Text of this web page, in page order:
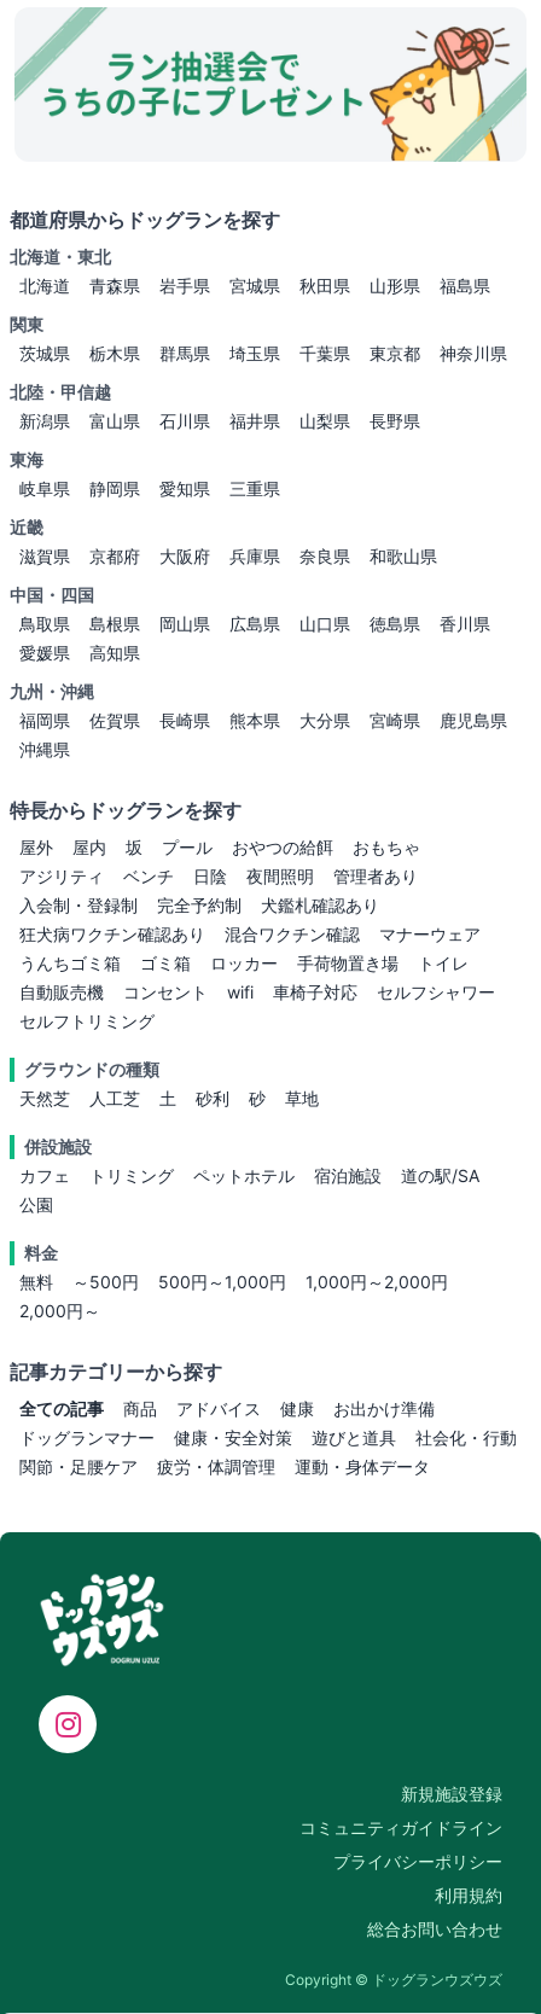
都道府県からドッグランを探す
北海道・東北
北海道
青森県 岩手県 宮城県 秋田県 山形県
福島県
関東
茨城県
栃木県 群馬県 埼玉県 千葉県 東京都
神奈川県
北陸・甲信越
新潟県
富山県 石川県 福井県 山梨県
長野県
東海
岐阜県
静岡県 愛知県
三重県
近畿
滋賀県
京都府 大阪府 兵庫県 奈良県
和歌山県
中国・四国
鳥取県
島根県 岡山県 広島県 山口県 徳島県
香川県
愛媛県
高知県
九州・沖縄
福岡県
佐賀県 長崎県 熊本県 大分県 宮崎県
鹿児島県
沖縄県
特長からドッグランを探す
屋外 屋内 坂 プール おやつの給餌
おもちゃ
アジリティ
ベンチ 日陰 夜間照明
管理者あり
入会制・登録制
完全予約制
犬鑑札確認あり
狂犬病ワクチン確認あり
混合ワクチン確認
マナーウェア
うんちゴミ箱
ゴミ箱 ロッカー 手荷物置き場
トイレ
自動販売機
コンセント wifi 車椅子対応
セルフシャワー
セルフトリミング
グラウンドの種類
天然芝
人工芝 土 砂利 砂 草地
併設施設
カフェ
トリミング ペットホテル 宿泊施設
道の駅/SA
公園
料金
無料
～500円 500円～1,000円
1,000円～2,000円
2,000円～
記事カテゴリーから探す
全ての記事 商品 アドバイス 健康
お出かけ準備
ドッグランマナー
健康・安全対策 遊びと道具
社会化・行動
関節・足腰ケア
疲労・体調管理 運動・身体データ
新規施設登録
コミュニティガイドライン
プライバシーポリシー
利用規約
総合お問い合わせ
Copyright © ドッグランウズウズ